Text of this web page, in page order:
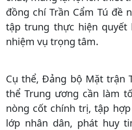
đồng chí Trần Cẩm Tú đề
tập trung thực hiện
nhiệm vụ trọng tâm.
Cụ thể, Đảng bộ Mặt trận
thể Trung ương cần làm
nòng cốt chính trị, tập
lớp nhân dân, phát huy